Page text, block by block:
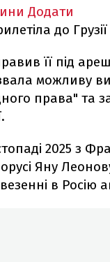
Додати
до
її під
можливу
права" та
2025 з
Яну
в Росію